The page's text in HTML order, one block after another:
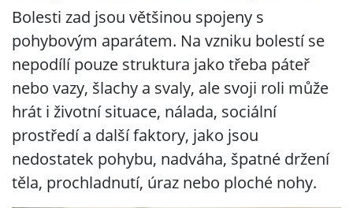
Bolesti zad jsou většinou spojeny s
pohybovým aparátem. Na vzniku bolestí se
nepodílí pouze struktura jako třeba páteř
nebo vazy, šlachy a svaly, ale svoji roli může
hrát i životní situace, nálada, sociální
prostředí a další faktory, jako jsou
nedostatek pohybu, nadváha, špatné držení
těla, prochladnutí, úraz nebo ploché nohy.